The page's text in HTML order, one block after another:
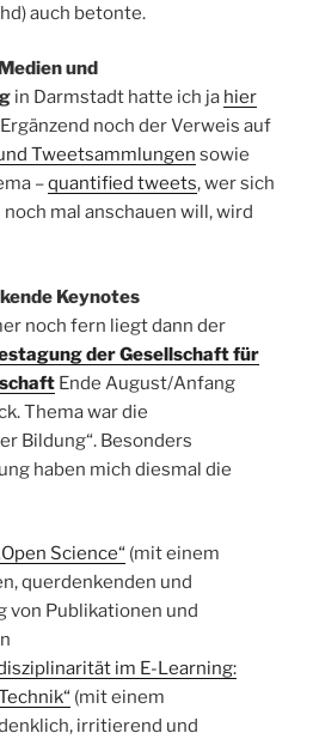
auch betonte.
und
in Darmstadt hatte ich ja hier
noch der Verweis auf
Tweetsammlungen sowie
–quantified tweets, wer sich
mal anschauen will, wird
Keynotes
noch fern liegt dann der
der Gesellschaft für
Ende August/Anfang
Thema war die
Bildung“. Besonders
haben mich diesmal die
Science“ (mit einem
querdenkenden und
von Publikationen und
im E-Learning:
(mit einem
irritierend und